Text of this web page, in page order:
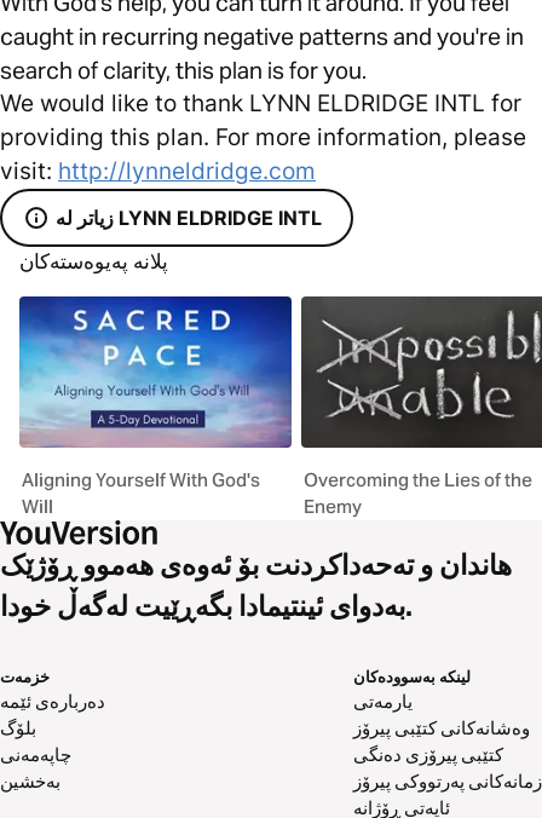
caught in recurring negative patterns and you're in
search of clarity, this plan is for you.
We would like to thank LYNN ELDRIDGE INTL for
providing this plan. For more information, please
visit: http://lynneldridge.com
زیاتر لە LYNN ELDRIDGE INTL
پلانە پەیوەستەکان
Aligning Yourself With God's
Will
Overcoming the Lies of the
Enemy
هاندان و تەحەداکردنت بۆ ئەوەی هەموو ڕۆژێک
بەدوای ئینتیمادا بگەڕێیت لەگەڵ خودا.
خزمەت
دەربارەی ئێمە
بلۆگ
چاپەمەنی
بەخشین
لینکە بەسوودەکان
یارمەتی
وەشانەکانی کتێبی پیرۆز
کتێبی پیرۆزی دەنگی
زمانەکانی پەرتووکی پیرۆز
ئایەتی ڕۆژانە